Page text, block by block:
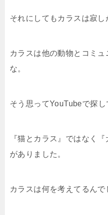
それにしてもカラスは寂
カラスは他の動物とコミ
な。
そう思ってYouTubeで探し
『猫とカラス』ではなく
がありました。
カラスは何を考えてるんで